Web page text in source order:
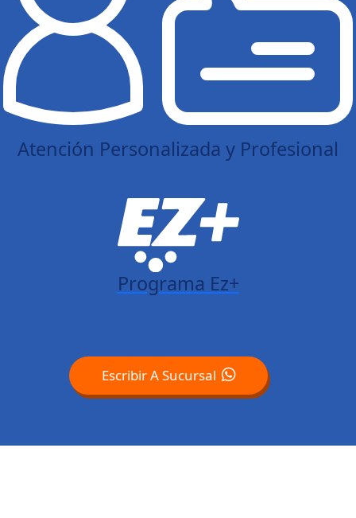
Atención Personalizada y Profesional
Programa Ez+
Escribir A Sucursal